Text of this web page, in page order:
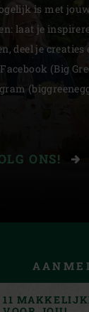
is met
laat je
deel je
(Big
ONS!
11